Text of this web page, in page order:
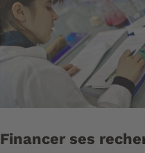
Financer ses